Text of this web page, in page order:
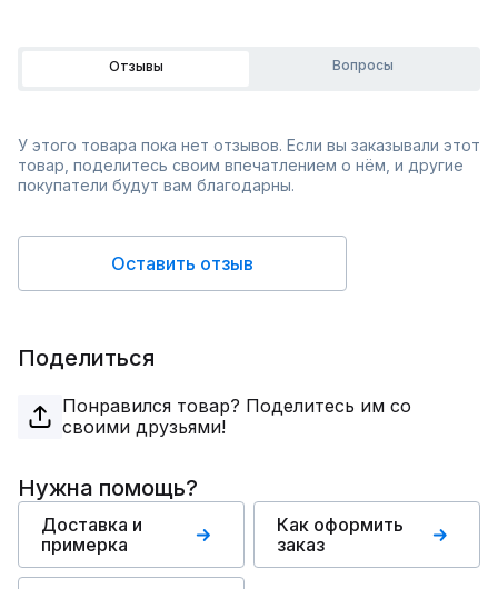
Отзывы Вопросы
У этого товара пока нет отзывов. Если вы заказывали этот
товар, поделитесь своим впечатлением о нём, и другие
покупатели будут вам благодарны.
Оставить отзыв
Поделиться
Понравился товар? Поделитесь им со
своими друзьями!
Нужна помощь?
Доставка и
примерка
Как оформить
заказ